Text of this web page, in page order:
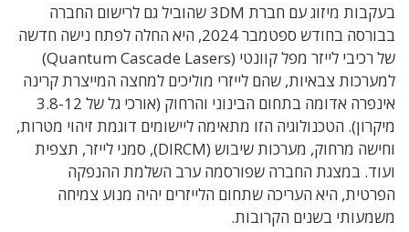
בעקבות מיזוג עם חברת 3DM שהוביל גם לרישום החברה
בבורסה בחודש ספטמבר 2024, היא החלה לפתח נישה חדשה
של רכיבי לייזר מפל קוונטי (Quantum Cascade Lasers)
למערכות צבאיות, שהם לייזרי מוליכים למחצה המייצרת קרינה
אינפרה אדומה בתחום הבינוני והרחוק (אורכי גל של 3.8-12
מיקרון). הטכנולוגיה הזו מתאימה ליישומים דוגמת זיהוי מטרות,
וחישה מרחוק, מערכות שיבוש (DIRCM), סמני לייזר, תצפית
ועוד. במצגת החברה שפורסמה ערב השלמת ההנפקה
הפרטית, היא העריכה שתחום הלייזרים יהיה מנוע צמיחה
משמעותי בשנים הקרובות.